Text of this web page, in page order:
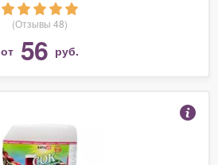
(Отзывы 48)
от 56 руб.